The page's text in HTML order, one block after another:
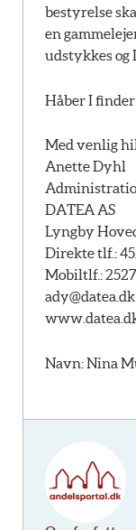
bestyrelse
en
udstykkes og
Håber I
Med venlig
Anette Dyhl
DATEA AS
Lyngby
Direkte tlf.:
Mobiltlf.:
ady@datea.dk
Navn: Nina